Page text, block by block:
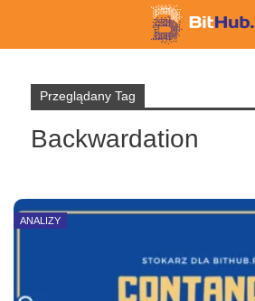
Przeglądany Tag
Backwardation
ANALIZY